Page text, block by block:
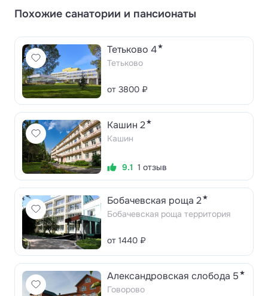
Похожие санатории и пансионаты
Тетьково 4★
Тетьково
от 3800 ₽
Кашин 2★
Кашин
9.1 1 отзыв
Бобачевская роща 2★
Бобачевская роща территория
от 1440 ₽
Александровская слобода 5 ★
Говорово